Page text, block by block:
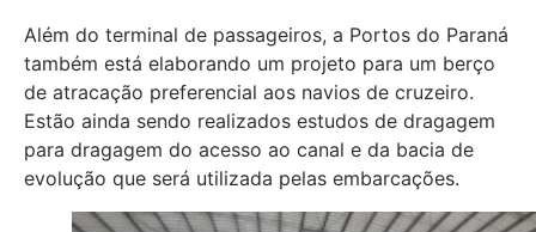
Além do terminal de passageiros, a Portos do Paraná
também está elaborando um projeto para um berço
de atracação preferencial aos navios de cruzeiro.
Estão ainda sendo realizados estudos de dragagem
para dragagem do acesso ao canal e da bacia de
evolução que será utilizada pelas embarcações.